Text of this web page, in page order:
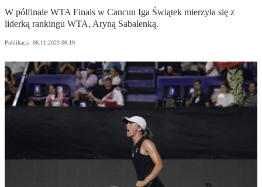
W półfinale WTA Finals w Cancun Iga Świątek mierzyła się z
liderką rankingu WTA, Aryną Sabalenką.
Publikacja: 06.11.2023 06:19